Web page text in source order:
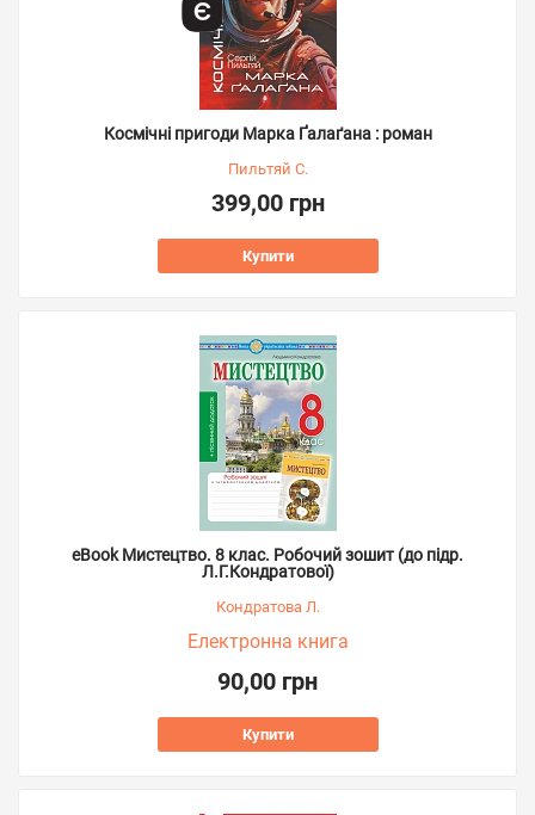
Космічні пригоди Марка Ґалаґана : роман
Пильтяй С.
399,00 грн
Купити
eBook Мистецтво. 8 клас. Робочий зошит (до підр.
Л.Г.Кондратової)
Кондратова Л.
Електронна книга
90,00 грн
Купити